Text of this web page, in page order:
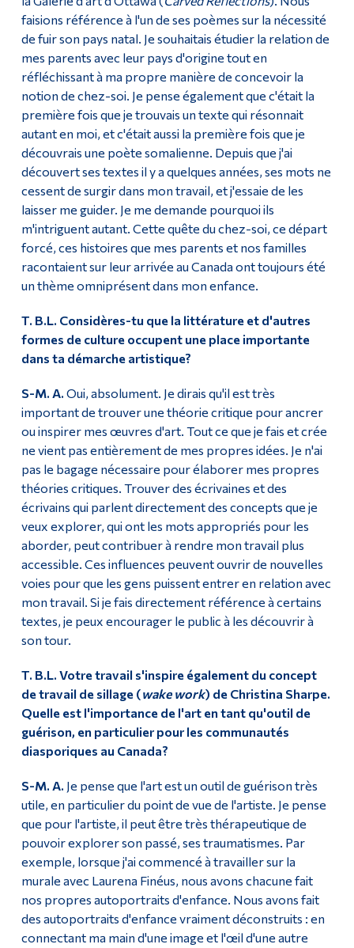
faisions référence à l'un de ses poèmes sur la nécessité
de fuir son pays natal. Je souhaitais étudier la relation de
mes parents avec leur pays d'origine tout en
réfléchissant à ma propre manière de concevoir la
notion de chez-soi. Je pense également que c'était la
première fois que je trouvais un texte qui résonnait
autant en moi, et c'était aussi la première fois que je
découvrais une poète somalienne. Depuis que j'ai
découvert ses textes il y a quelques années, ses mots ne
cessent de surgir dans mon travail, et j'essaie de les
laisser me guider. Je me demande pourquoi ils
m'intriguent autant. Cette quête du chez-soi, ce départ
forcé, ces histoires que mes parents et nos familles
racontaient sur leur arrivée au Canada ont toujours été
un thème omniprésent dans mon enfance.
T. B.L. Considères-tu que la littérature et d'autres
formes de culture occupent une place importante
dans ta démarche artistique?
S-M. A. Oui, absolument. Je dirais qu'il est très
important de trouver une théorie critique pour ancrer
ou inspirer mes œuvres d'art. Tout ce que je fais et crée
ne vient pas entièrement de mes propres idées. Je n'ai
pas le bagage nécessaire pour élaborer mes propres
théories critiques. Trouver des écrivaines et des
écrivains qui parlent directement des concepts que je
veux explorer, qui ont les mots appropriés pour les
aborder, peut contribuer à rendre mon travail plus
accessible. Ces influences peuvent ouvrir de nouvelles
voies pour que les gens puissent entrer en relation avec
mon travail. Si je fais directement référence à certains
textes, je peux encourager le public à les découvrir à
son tour.
T. B.L. Votre travail s'inspire également du concept
de travail de sillage (wake work) de Christina Sharpe.
Quelle est l'importance de l'art en tant qu'outil de
guérison, en particulier pour les communautés
diasporiques au Canada?
S-M. A. Je pense que l'art est un outil de guérison très
utile, en particulier du point de vue de l'artiste. Je pense
que pour l'artiste, il peut être très thérapeutique de
pouvoir explorer son passé, ses traumatismes. Par
exemple, lorsque j'ai commencé à travailler sur la
murale avec Laurena Finéus, nous avons chacune fait
nos propres autoportraits d'enfance. Nous avons fait
des autoportraits d'enfance vraiment déconstruits : en
connectant ma main d'une image et l'œil d'une autre